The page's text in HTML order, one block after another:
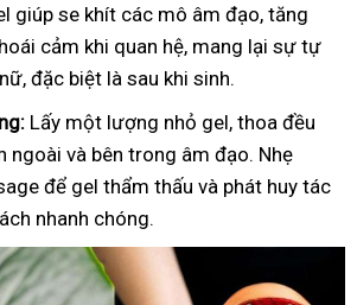
giúp se khít các mô âm đạo, tăng
cảm khi quan hệ, mang lại sự tự
đặc biệt là sau khi sinh.
Lấy một lượng nhỏ gel, thoa đều
ngoài và bên trong âm đạo. Nhẹ
để gel thẩm thấu và phát huy tác
nhanh chóng.